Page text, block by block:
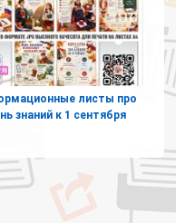
листы про
знаний к 1 сентября